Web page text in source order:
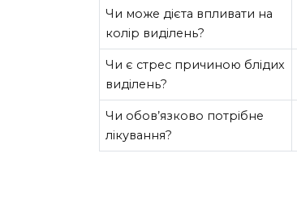
Чи може дієта впливати на
колір виділень?
Чи є стрес причиною блідих
виділень?
Чи обов’язково потрібне
лікування?